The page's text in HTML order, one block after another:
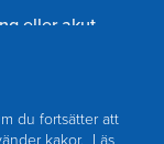
du fortsätter att
kakor. Läs
eller akut